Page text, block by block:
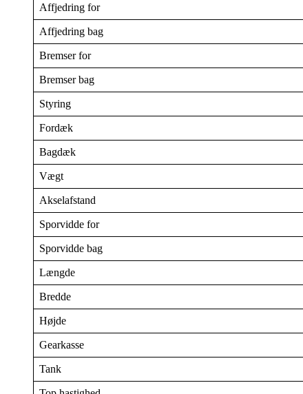
Affjedring for
Affjedring bag
Bremser for
Bremser bag
Styring
Fordæk
Bagdæk
Vægt
Akselafstand
Sporvidde for
Sporvidde bag
Længde
Bredde
Højde
Gearkasse
Tank